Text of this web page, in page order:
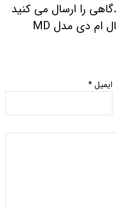
را ارسال می کنید
برای “DVRدی وی ار8کانال ام دی مدل MD
ایمیل*